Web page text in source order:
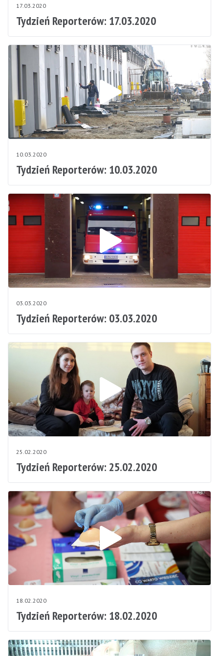
17.03.2020
Tydzień Reporterów: 17.03.2020
10.03.2020
Tydzień Reporterów: 10.03.2020
03.03.2020
Tydzień Reporterów: 03.03.2020
25.02.2020
Tydzień Reporterów: 25.02.2020
18.02.2020
Tydzień Reporterów: 18.02.2020